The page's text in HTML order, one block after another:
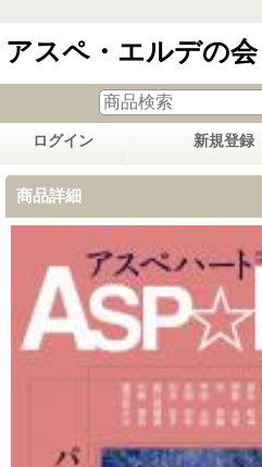
アスペ・エルデの
ログイン 新規登録
商品詳細